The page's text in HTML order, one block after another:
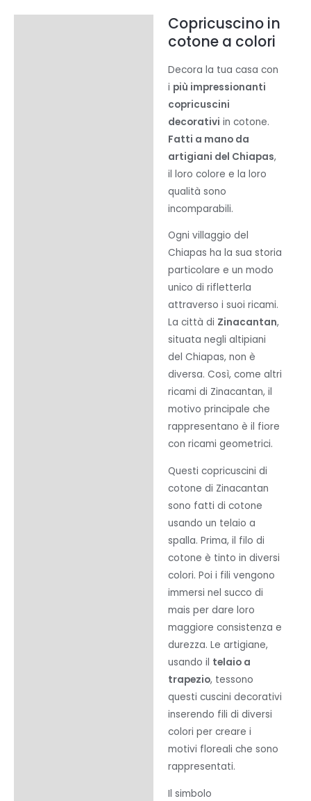
Copricuscino in
cotone a colori
Decora la tua casa con
i più impressionanti
copricuscini
decorativi in cotone.
Fatti a mano da
artigiani del Chiapas,
il loro colore e la loro
qualità sono
incomparabili.
Ogni villaggio del
Chiapas ha la sua storia
particolare e un modo
unico di rifletterla
attraverso i suoi ricami.
La città di Zinacantan,
situata negli altipiani
del Chiapas, non è
diversa. Così, come altri
ricami di Zinacantan, il
motivo principale che
rappresentano è il fiore
con ricami geometrici.
Questi copricuscini di
cotone di Zinacantan
sono fatti di cotone
usando un telaio a
spalla. Prima, il filo di
cotone è tinto in diversi
colori. Poi i fili vengono
immersi nel succo di
mais per dare loro
maggiore consistenza e
durezza. Le artigiane,
usando il telaio a
trapezio, tessono
questi cuscini decorativi
inserendo fili di diversi
colori per creare i
motivi floreali che sono
rappresentati.
Il simbolo